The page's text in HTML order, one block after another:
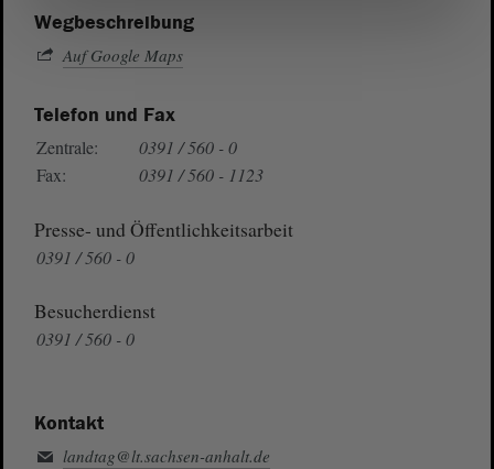
Wegbeschreibung
Auf Google Maps
Telefon und Fax
Zentrale:
0391 / 560 - 0
Fax:
0391 / 560 - 1123
Presse- und Öffentlichkeitsarbeit
0391 / 560 - 0
Besucherdienst
0391 / 560 - 0
Kontakt
landtag@lt.sachsen-anhalt.de